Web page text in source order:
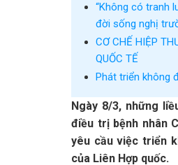
“Không có tranh
đời sống nghị
CƠ CHẾ HIỆP
QUỐC TẾ
Phát triển không
Ngày 8/3, những
điều trị bệnh nhân
yêu cầu việc triển
của Liên Hợp quốc.